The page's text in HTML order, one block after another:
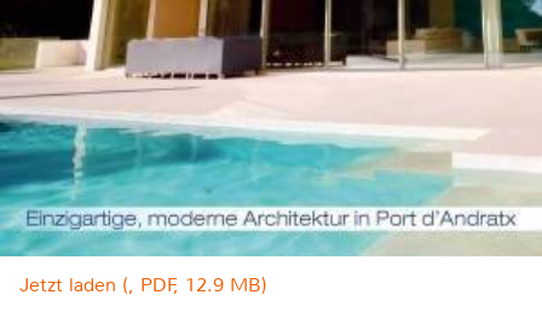
Jetzt laden (, PDF, 12.9 MB)